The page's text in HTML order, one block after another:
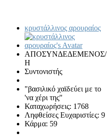
κρυστάλλινος αρουραίος
ΑΠΟΣΥΝΔΕΔΕΜΕΝΟΣ/
Η
Συντονιστής
"βασιλικό χαϊδεύει με το
'να χέρι της"
Καταχωρήσεις: 1768
Ληφθείσες Ευχαριστίες: 9
Κάρμα: 59